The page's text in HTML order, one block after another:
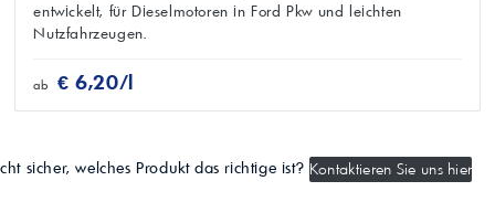
entwickelt, für Dieselmotoren in Ford Pkw und leichten
Nutzfahrzeugen.
ab € 6,20/l
sicher, welches Produkt das richtige ist? Kontaktieren Sie uns hier